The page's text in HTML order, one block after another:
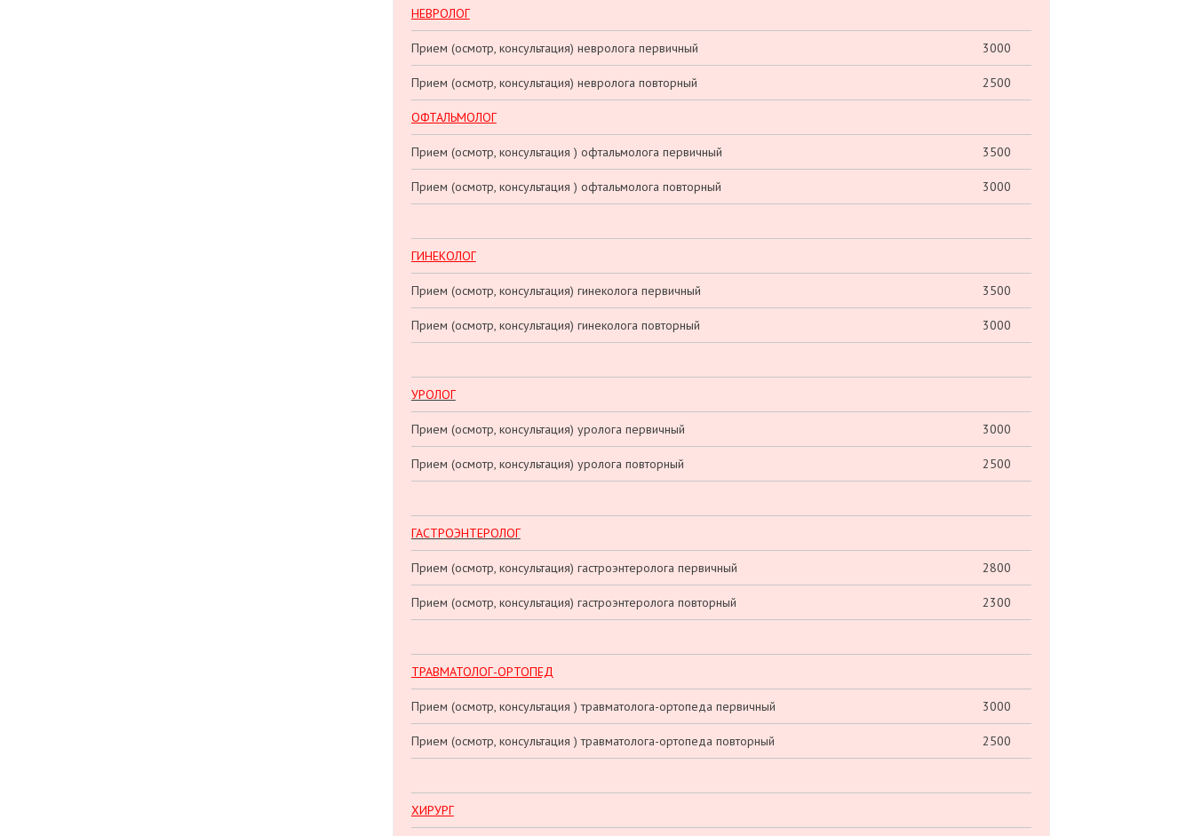
НЕВРОЛОГ
Прием (осмотр, консультация) невролога первичный 3000
Прием (осмотр, консультация) невролога повторный 2500
ОФТАЛЬМОЛОГ
Прием (осмотр, консультация ) офтальмолога первичный 3500
Прием (осмотр, консультация ) офтальмолога повторный 3000
ГИНЕКОЛОГ
Прием (осмотр, консультация) гинеколога первичный 3500
Прием (осмотр, консультация) гинеколога повторный 3000
УРОЛОГ
Прием (осмотр, консультация) уролога первичный 3000
Прием (осмотр, консультация) уролога повторный 2500
ГАСТРОЭНТЕРОЛОГ
Прием (осмотр, консультация) гастроэнтеролога первичный 2800
Прием (осмотр, консультация) гастроэнтеролога повторный 2300
ТРАВМАТОЛОГ-ОРТОПЕД
Прием (осмотр, консультация ) травматолога-ортопеда первичный 3000
Прием (осмотр, консультация ) травматолога-ортопеда повторный 2500
ХИРУРГ